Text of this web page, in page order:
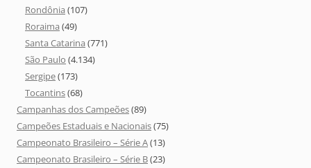
Rondônia (107)
Roraima (49)
Santa Catarina (771)
São Paulo (4.134)
Sergipe(173)
Tocantins(68)
Campanhas dos Campeões(89)
Campeões Estaduais e Nacionais(75)
Campeonato Brasileiro – Série A(13)
Campeonato Brasileiro – Série B(23)